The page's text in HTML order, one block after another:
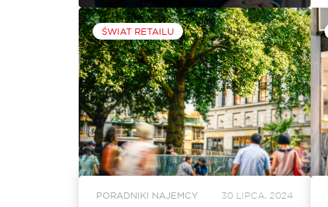
ŚWIAT RETAILU
PORADNIKI NAJEMCY 30 LIPCA, 2024